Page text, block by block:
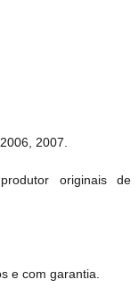
2007.
originais de
e com garantia.